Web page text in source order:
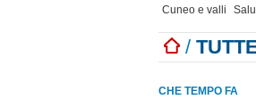
Cuneo e valli
/
CHE TEMPO FA